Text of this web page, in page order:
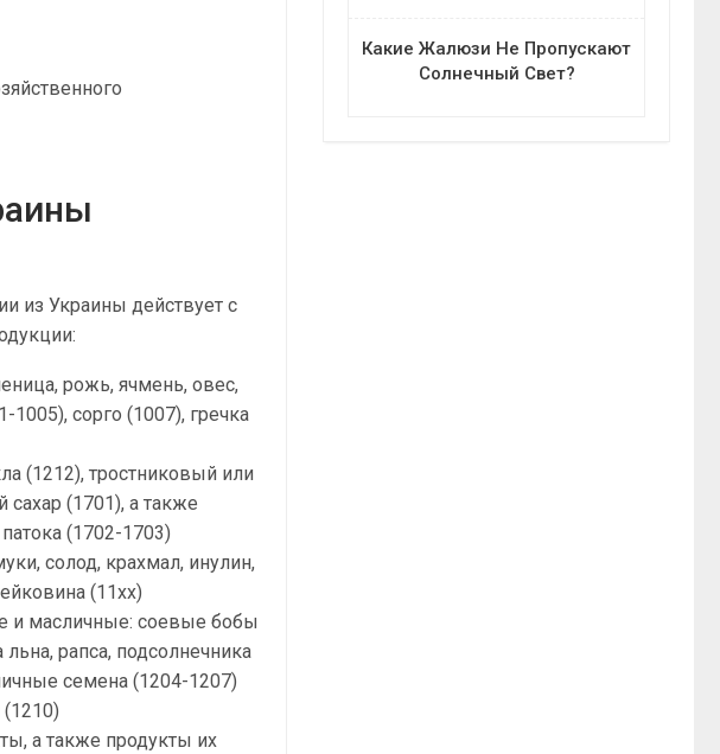
из Украины действует с
рожь, ячмень, овес,
1005), сорго (1007), гречка
(1212), тростниковый или
(1701), а также
(1702-1703)
солод, крахмал, инулин,
(11xx)
и масличные: соевые бобы
рапса, подсолнечника
семена (1204-1207)
а также продукты их
Какие Жалюзи Не Пропускают
Солнечный Свет?